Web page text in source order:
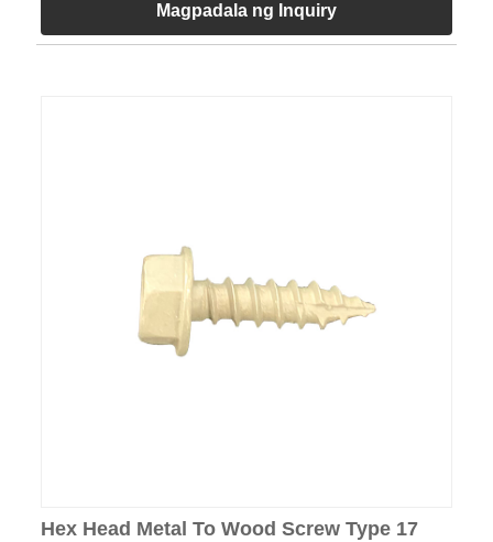
Magpadala ng Inquiry
Hex Head Metal To Wood Screw Type 17